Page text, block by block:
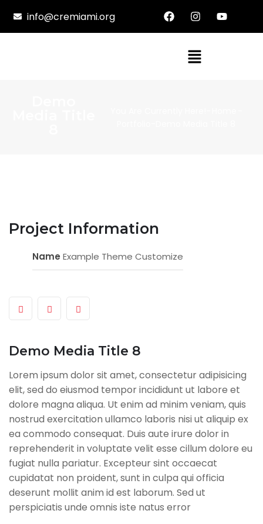
info@cremiami.org
Project Information
Name Example Theme Customize
Demo Media Title 8
Lorem ipsum dolor sit amet, consectetur adipisicing
elit, sed do eiusmod tempor incididunt ut labore et
dolore magna aliqua. Ut enim ad minim veniam, quis
nostrud exercitation ullamco laboris nisi ut aliquip ex
ea commodo consequat. Duis aute irure dolor in
reprehenderit in voluptate velit esse cillum dolore eu
fugiat nulla pariatur. Excepteur sint occaecat
cupidatat non proident, sunt in culpa qui officia
deserunt mollit anim id est laborum. Sed ut
perspiciatis unde omnis iste natus error